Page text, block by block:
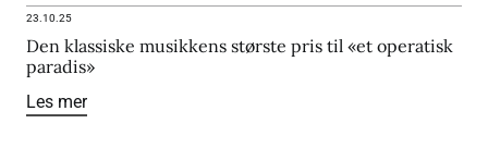
23.10.25
Den klassiske musikkens største pris til «et operatisk
paradis»
Les mer